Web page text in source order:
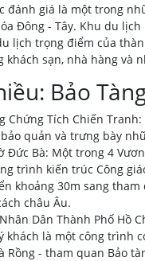
đánh giá là một trong
Đông - Tây. Khu du
lịch trọng điểm của
khách sạn, nhà hàng và
Bảo
Chứng Tích Chiến
quản và trưng bày
Đức Bà: Một trong 4
trình kiến trúc Công
khoảng 30m sang
châu Âu.
Dân Thành Phố Hồ
khách là một công trình
Rồng - tham quan Bảo